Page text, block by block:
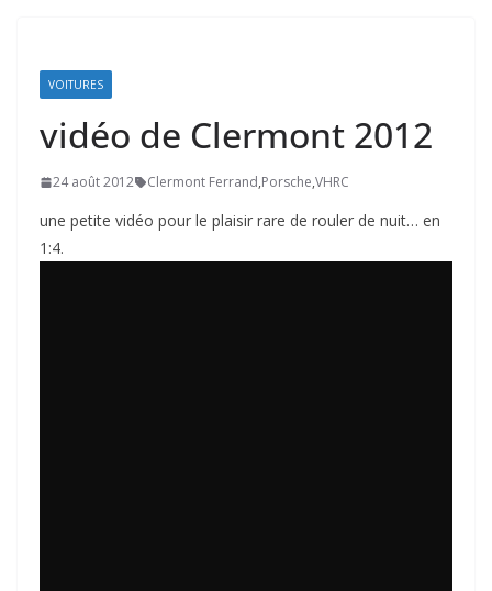
VOITURES
vidéo de Clermont 2012
24 août 2012 Clermont Ferrand,Porsche,VHRC
une petite vidéo pour le plaisir rare de rouler de nuit… en
1:4.